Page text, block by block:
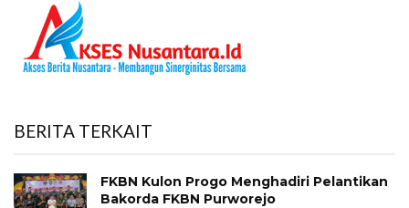
BERITA TERKAIT
FKBN Kulon Progo Menghadiri Pelantikan
Bakorda FKBN Purworejo